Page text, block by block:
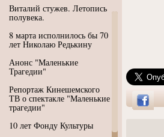
Виталий стужев. Летопись
полувека.
8 марта исполнилось бы 70
лет Николаю Редькину
Анонс "Маленькие
Трагедии"
Репортаж Кинешемского
ТВ о спектакле "Маленькие
трагедии"
10 лет Фонду Культуры